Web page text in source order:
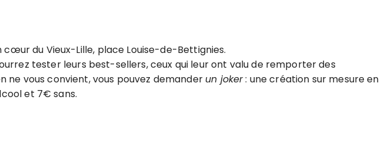
du Vieux-Lille, place Louise-de-Bettignies.
tester leurs best-sellers, ceux qui leur ont valu de remporter des
vous convient, vous pouvez demander un joker: une création sur mesure en
et 7€ sans.